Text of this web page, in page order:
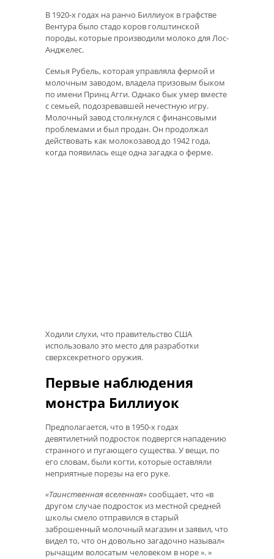
В 1920-х годах на ранчо Биллиуок в графстве
Вентура было стадо коров голштинской
породы, которые производили молоко для Лос-
Анджелес.
Семья Рубель, которая управляла фермой и
молочным заводом, владела призовым быком
по имени Принц Агги. Однако бык умер вместе
с семьей, подозревавшей нечестную игру.
Молочный завод столкнулся с финансовыми
проблемами и был продан. Он продолжал
действовать как молокозавод до 1942 года,
когда появилась еще одна загадка о ферме.
Ходили слухи, что правительство США
использовало это место для разработки
сверхсекретного оружия.
Первые наблюдения
монстра Биллиуок
Предполагается, что в 1950-х годах
девятилетний подросток подвергся нападению
странного и пугающего существа. У вещи, по
его словам, были когти, которые оставляли
неприятные порезы на его руке.
«Таинственная вселенная»сообщает, что «в
другом случае подросток из местной средней
школы смело отправился в старый
заброшенный молочный магазин и заявил, что
видел то, что он довольно загадочно называл«
рычащим волосатым человеком в норе ». »